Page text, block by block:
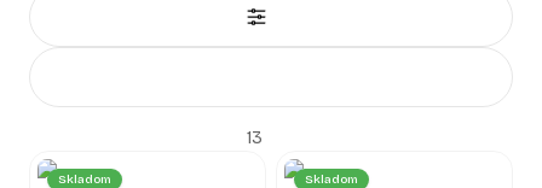
pracovným a súkromným životom.
Naše záhradné kancelárie spájajú moderný dizajn s
nadčasovou kvalitou a eleganciou dreva. Poskytnú vám
reprezentatívne a profesionálne prostredie nielen na
každodennú prácu a online hovory, ale aj na osobné
stretnutia s klientmi či pokojnú kreatívnu činnosť.
13
Skladom Skladom